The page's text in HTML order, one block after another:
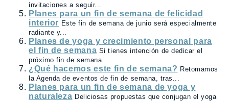
invitaciones a seguir...
Planes para un fin de semana de felicidad
interior Este fin de semana de junio será especialmente
radiante y...
Planes de yoga y crecimiento personal para
el fin de semana Si tienes intención de dedicar el
próximo fin de semana...
¿Qué hacemos este fin de semana? Retomamos
la Agenda de eventos de fin de semana, tras...
Planes para un fin de semana de yoga y
naturaleza Deliciosas propuestas que conjugan el yoga